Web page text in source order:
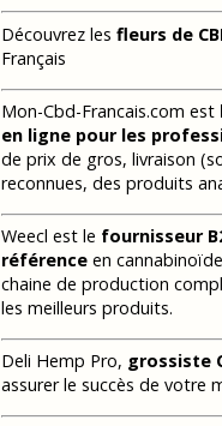
Découvrez les fleurs de
Français
Mon-Cbd-Francais.com est
en ligne pour les
de prix de gros, livraison
reconnues, des produits
Weecl est le fournisseur
référence en
chaine de production
les meilleurs produits.
Deli Hemp Pro, grossiste
assurer le succès de votre